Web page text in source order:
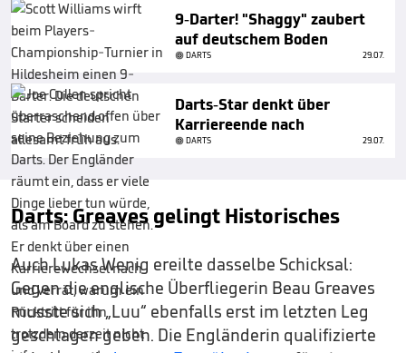
9-Darter! "Shaggy" zaubert
auf deutschem Boden
DARTS 29.07.
Darts-Star denkt über
Karriereende nach
DARTS 29.07.
Darts: Greaves gelingt Historisches
Auch Lukas Wenig ereilte dasselbe Schicksal:
Gegen die englische Überfliegerin Beau Greaves
musste sich „Luu“ ebenfalls erst im letzten Leg
geschlagen geben. Die Engländerin qualifizierte